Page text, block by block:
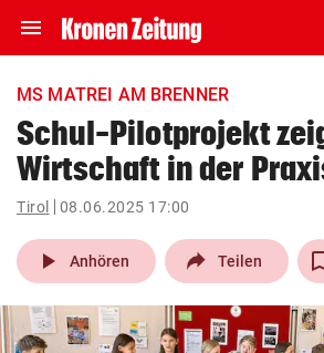
menu Navigation
ein-/ausklappen
account_circle Anmelden
pin_drop
Wien
bookmark
MS MATREI AM BRENNER
Schul-Pilotprojekt
Wirtschaft in der
Tirol 08.06.2025 17:00
play_arrow Anhören Teilen